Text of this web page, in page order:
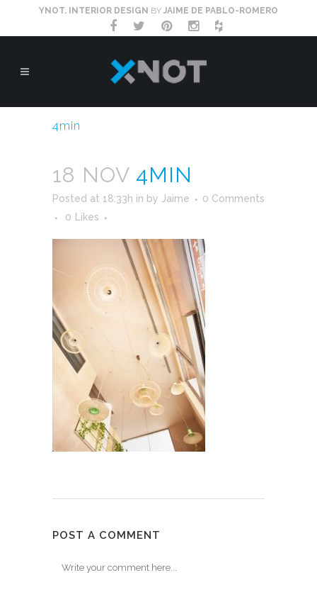
YNOT. INTERIOR DESIGN BY JAIME DE PABLO-ROMERO
4min
18 NOV 4MIN
Posted at 18:33h in by Jaime
0 Comments
0
Likes
POST A COMMENT